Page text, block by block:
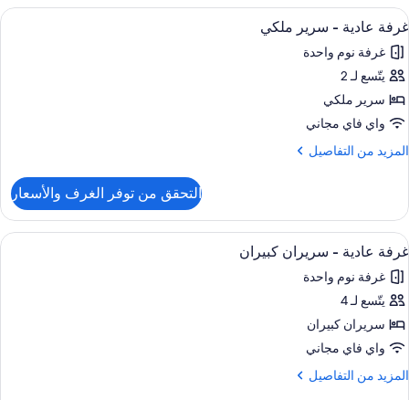
سريران
كبيران
(High
Floor)
استعراض
جميع
صور
غرفة
عادية
-
سرير
ملكي
أغطية فراش متميزة وخزنة داخل الغرفة
4
غرفة عادية - سرير ملكي
غرفة نوم واحدة
يتّسع لـ 2
سرير ملكي
واي فاي مجاني
المزيد من التفاصيل
المزيد
غرفة
عادية
-
سرير
ملكي
التحقق من توفر الغرف والأسعار
استعراض
جميع
صور
غرفة
عادية
-
سريران
كبيران
أغطية فراش متميزة وخزنة داخل الغرفة
5
غرفة عادية - سريران كبيران
غرفة نوم واحدة
يتّسع لـ 4
سريران كبيران
واي فاي مجاني
المزيد من التفاصيل
المزيد